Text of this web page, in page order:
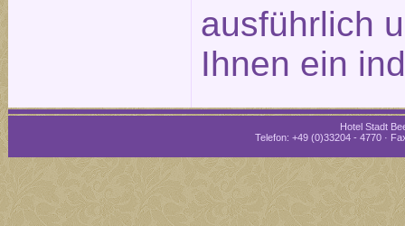
ausführlich
Ihnen ein
Hotel Stadt
Telefon: +49 (0)33204 - 4770 ·